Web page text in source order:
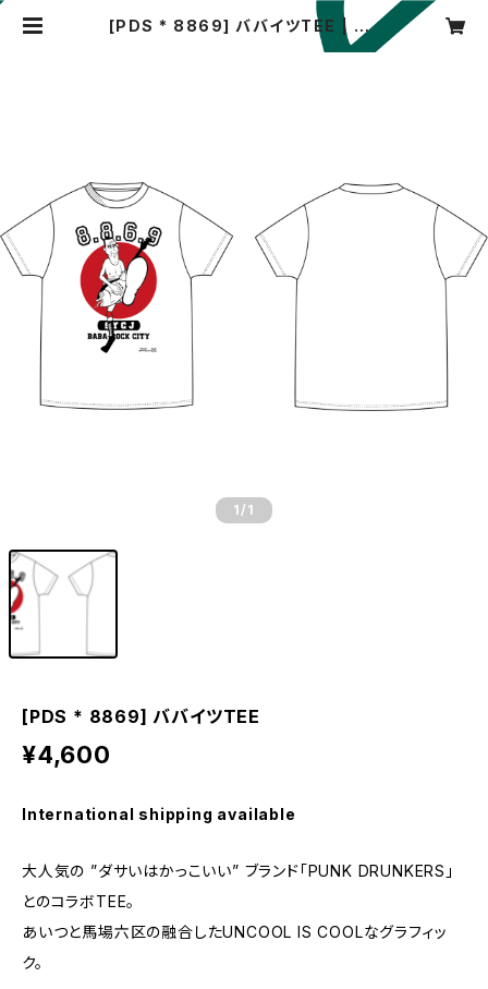
[PDS * 8869] ババイツTEE | 88
1 /1
[PDS * 8869] ババイツTEE
¥4,600
International shipping available
大人気の ”ダサいはかっこいい” ブランド「PUNK DRUNKERS」
とのコラボTEE。
あいつと馬場六区の融合したUNCOOL IS COOLなグラフィッ
ク。